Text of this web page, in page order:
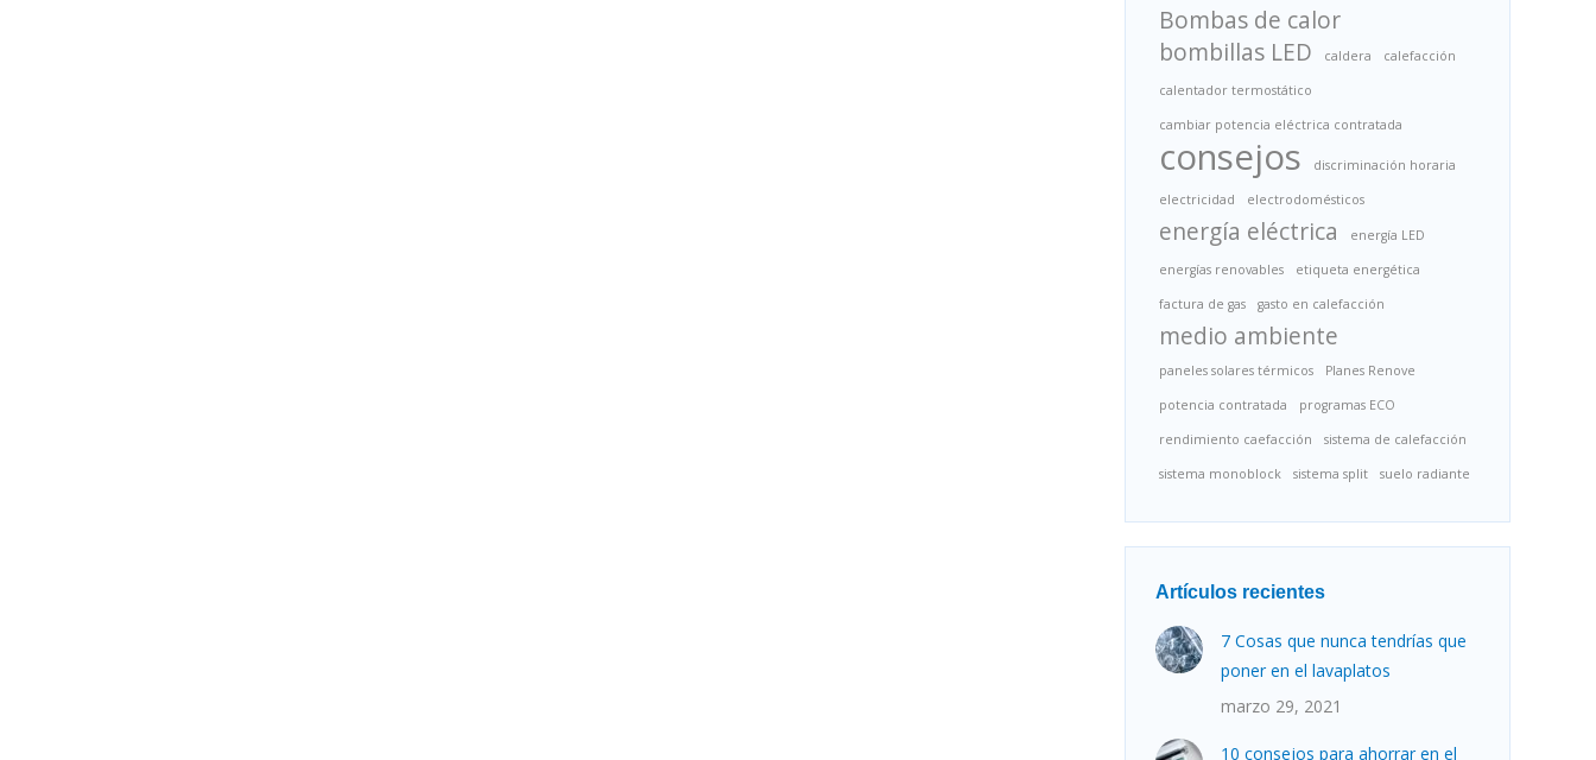
Bombas de calor
bombillas LED
caldera calefacción
calentador termostático
cambiar potencia eléctrica contratada
consejos discriminación horaria
electricidad electrodomésticos
energía eléctrica energía LED
energías renovables etiqueta energética
factura de gas gasto en calefacción
medio ambiente
paneles solares térmicos Planes Renove
potencia contratada programas ECO
rendimiento caefacción sistema de calefacción
sistema monoblock sistema split suelo radiante
Artículos recientes
7 Cosas que nunca tendrías que
poner en el lavaplatos
marzo 29, 2021
10 consejos para ahorrar en el